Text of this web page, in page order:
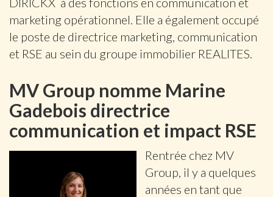
marketing opérationnel. Elle a également occupé
le poste de directrice marketing, communication
et RSE au sein du groupe immobilier REALITES.
MV Group nomme Marine
Gadebois directrice
communication et impact RSE
Rentrée chez MV
Group, il y a quelques
années en tant que